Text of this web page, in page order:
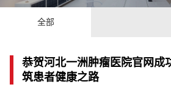
全部
恭贺河北一洲肿瘤医院官网成
筑患者健康之路